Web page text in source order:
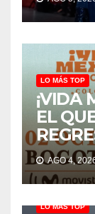
LO MÁS TOP
¡VIDA
EL
AGO 4,
LO MÁS TOP